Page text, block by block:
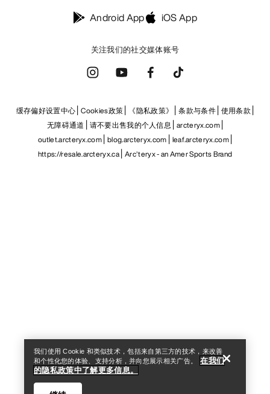
关注我们的社交媒体账号
Android App iOS App
缓存偏好设置中心 Cookies政策 《隐私政策》 条款与条件 使用条款
无障碍通道
请不要出售我的个人信息 arcteryx.com
outlet.arcteryx.com blog.arcteryx.com leaf.arcteryx.com
https://resale.arcteryx.ca Arc'teryx - an Amer Sports Brand
我们使用 Cookie 和类似技术，包括来自第三方的技术，来改善
和个性化您的体验、支持分析，并向您展示相关广告。
在我们
的隐私政策中了解更多信息。